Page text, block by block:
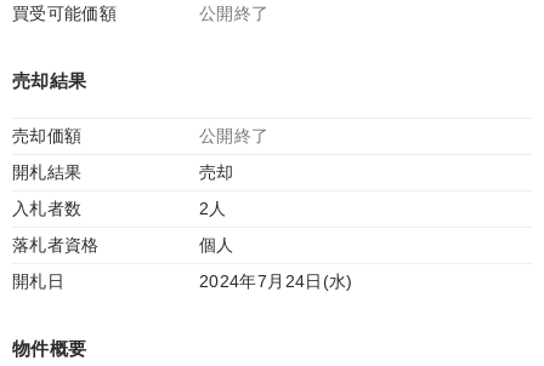
買受可能価額
公開終了
売却結果
売却価額
公開終了
開札結果
売却
入札者数
2人
落札者資格
個人
開札日
2024年7月24日(水)
物件概要